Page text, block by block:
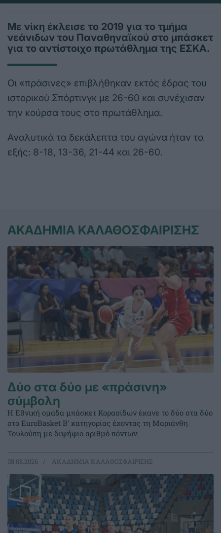
Με νίκη έκλεισε το 2019 για το τμήμα
νεάνιδων του Παναθηναϊκού στο μπάσκετ
για το αντίστοιχο πρωτάθλημα της ΕΣΚΑ.
Οι «πράσινες» επιβλήθηκαν εκτός έδρας του
ιστορικού Σπόρτινγκ με 26-60 και συνέχισαν
την κούρσα τους στο πρωτάθλημα.
Αναλυτικά τα δεκάλεπτα του αγώνα ήταν τα
εξής: 8-18, 13-36, 21-44 και 26-60.
ΑΚΑΔΗΜΙΑ ΚΑΛΑΘΟΣΦΑΙΡΙΣΗΣ
Δύο στα δύο με «πράσινη»
σύμβολη
Η Εθνική ομάδα μπάσκετ Κορασίδων έκανε το δύο στα δύο
στο EuroBasket Β' κατηγορίας έχοντας τη Μαριάνθη
Τουλούπη με διψήφιο αριθμό πόντων.
08.08.2026 ΑΚΑΔΗΜΙΑ ΚΑΛΑΘΟΣΦΑΙΡΙΣΗΣ